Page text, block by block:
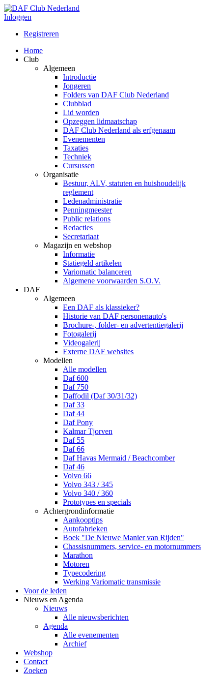
Inloggen
Registreren
Home
Club
Algemeen
Introductie
Jongeren
Folders van DAF Club Nederland
Clubblad
Lid worden
Opzeggen lidmaatschap
DAF Club Nederland als erfgenaam
Evenementen
Taxaties
Techniek
Cursussen
Organisatie
Bestuur, ALV, statuten en huishoudelijk
reglement
Ledenadministratie
Penningmeester
Public relations
Redacties
Secretariaat
Magazijn en webshop
Informatie
Statiegeld artikelen
Variomatic balanceren
Algemene voorwaarden S.O.V.
DAF
Algemeen
Een DAF als klassieker?
Historie van DAF personenauto's
Brochure-, folder- en advertentiegalerij
Fotogalerij
Videogalerij
Externe DAF websites
Modellen
Alle modellen
Daf 600
Daf 750
Daffodil (Daf 30/31/32)
Daf 33
Daf 44
Daf Pony
Kalmar Tjorven
Daf 55
Daf 66
Daf Havas Mermaid / Beachcomber
Daf 46
Volvo 66
Volvo 343 / 345
Volvo 340 / 360
Prototypes en specials
Achtergrondinformatie
Aankooptips
Autofabrieken
Boek "De Nieuwe Manier van Rijden"
Chassisnummers, service- en motornummers
Marathon
Motoren
Typecodering
Werking Variomatic transmissie
Voor de leden
Nieuws en Agenda
Nieuws
Alle nieuwsberichten
Agenda
Alle evenementen
Archief
Webshop
Contact
Zoeken